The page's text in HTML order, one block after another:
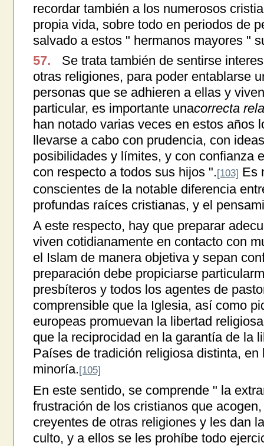
recordar también a los numerosos
propia vida, sobre todo en periodos de
salvado a estos " hermanos mayores "
57.
Se trata también de sentirse
otras religiones, para poder entablarse
personas que se adhieren a ellas y
particular, es importante unacorrecta
han notado varias veces en estos años
llevarse a cabo con prudencia, con
posibilidades y límites, y con confianza
con respecto a todos sus hijos ".[103] Es
conscientes de la notable diferencia
profundas raíces cristianas, y el
A este respecto, hay que preparar
viven cotidianamente en contacto con
el Islam de manera objetiva y sepan
preparación debe propiciarse
presbíteros y todos los agentes de
comprensible que la Iglesia, así como
europeas promuevan la libertad
que la reciprocidad en la garantía de la
Países de tradición religiosa distinta,
minoría.[105]
En este sentido, se comprende " la
frustración de los cristianos que
creyentes de otras religiones y les dan
culto, y a ellos se les prohíbe todo